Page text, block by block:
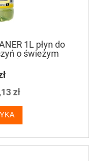
1L płyn do
o świeżym
zł